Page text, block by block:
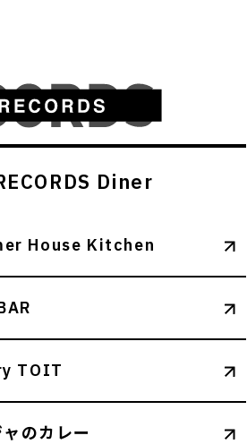
Diner
House Kitchen
TOIT
のカレー